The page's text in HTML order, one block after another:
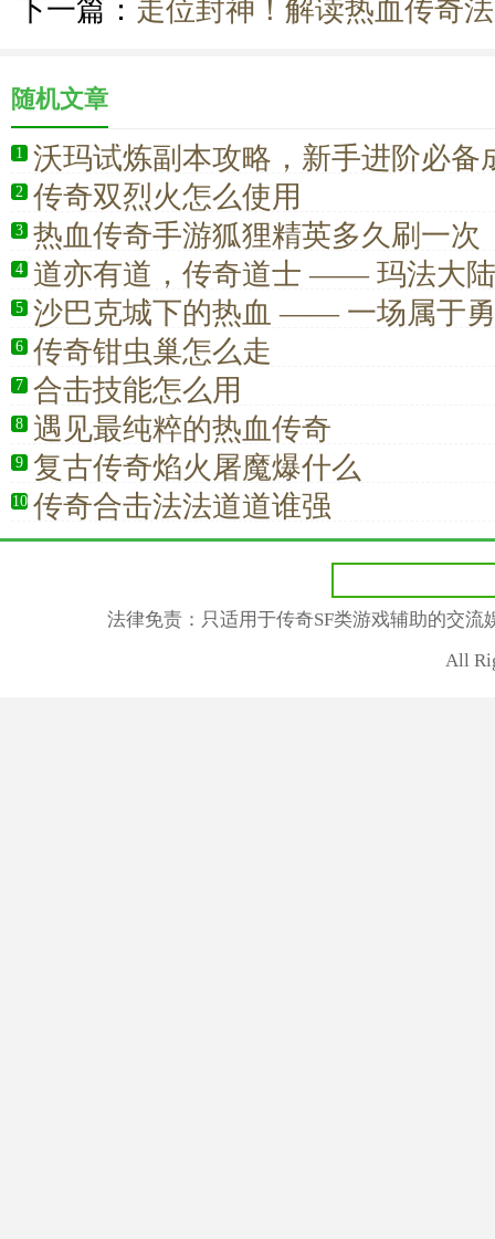
下一篇： 走位封神！解读热血传奇
随机文章
1 沃玛试炼副本攻略，新手进阶必备
2 传奇双烈火怎么使用
3 热血传奇手游狐狸精英多久刷一次
4
道亦有道，传奇道士 —— 玛法大
手
5 沙巴克城下的热血 —— 一场属于
战
6 传奇钳虫巢怎么走
7 合击技能怎么用
8 遇见最纯粹的热血传奇
9 复古传奇焰火屠魔爆什么
10 传奇合击法法道道谁强
法律免责：只适用于传奇SF类游戏辅助的交
All